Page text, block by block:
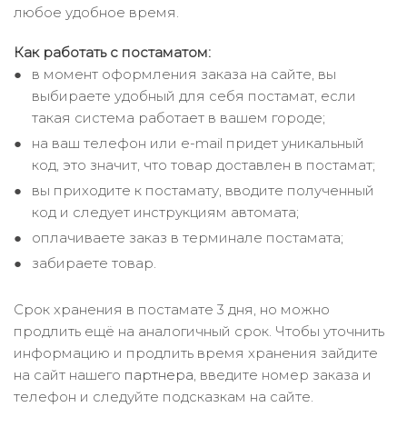
любое удобное время.
Как работать с постаматом:
в момент оформления заказа на сайте, вы
выбираете удобный для себя постамат, если
такая система работает в вашем городе;
на ваш телефон или e-mail придет уникальный
код, это значит, что товар доставлен в постамат;
вы приходите к постамату, вводите полученный
код и следует инструкциям автомата;
оплачиваете заказ в терминале постамата;
забираете товар.
Срок хранения в постамате 3 дня, но можно
продлить ещё на аналогичный срок. Чтобы уточнить
информацию и продлить время хранения зайдите
на сайт нашего партнера, введите номер заказа и
телефон и следуйте подсказкам на сайте.